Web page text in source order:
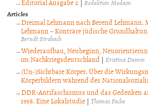
Editorial Ausgabe 2 |Redaktion Medaon
Articles
Dreimal Lehmann nach Berend Lehmann.
Lehmann – Konträre jüdische
Berndt Strobach
Wiederaufbau, Neubeginn,
im Nachkriegsdeutschland | Kristina Damm
(Un-)Sichtbare Körper. Über die
Körperbildern während des
DDR-Antifaschismus und das Gedenken
1938. Eine Lokalstudie | Thomas Fache